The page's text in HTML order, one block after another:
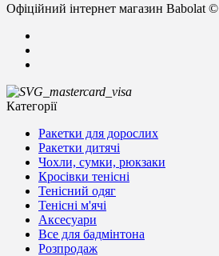
Офіційний інтернет магазин Babolat ©
Категорії
Ракетки для дорослих
Ракетки дитячі
Чохли, сумки, рюкзаки
Кросівки тенісні
Тенісний одяг
Тенісні м'ячі
Аксесуари
Все для бадмінтона
Розпродаж